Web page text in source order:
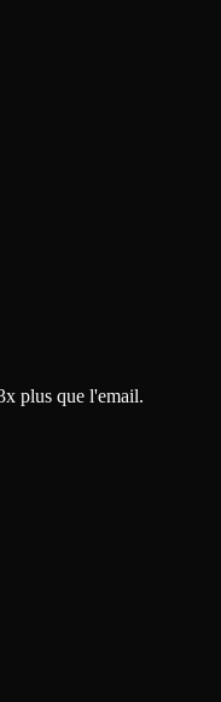
plus que l'email.